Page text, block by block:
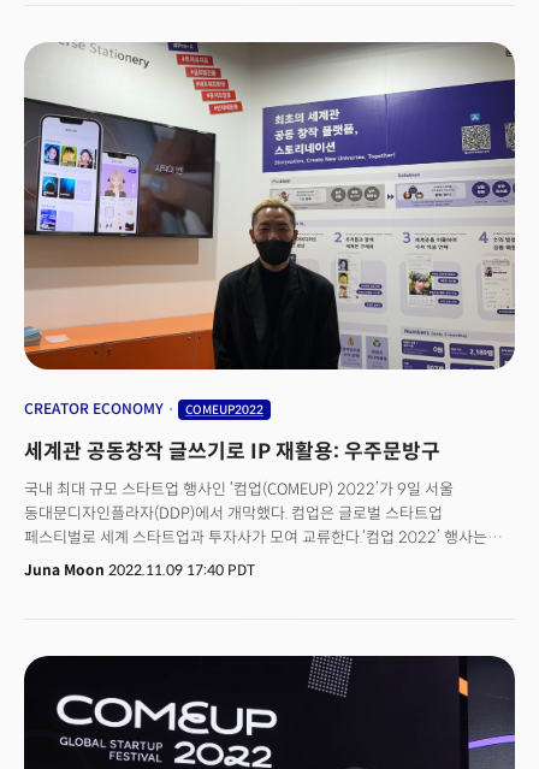
성공 가능성이 높은 5곳을 소개한다. 개인정보 보호와 AI 이미지 추출을
동시에: 딥핑소스 플라스틱 없앨 수 없다면, 잘 남기자: 리플라 세계관
공동창작 글쓰기로 IP 재활용: 우주문방구비대면 원격 의료의 슈퍼앱 :
나만의닥터
CREATOR ECONOMY COMEUP2022
세계관 공동창작 글쓰기로 IP 재활용: 우주문방구
국내 최대 규모 스타트업 행사인 ‘컴업(COMEUP) 2022’가 9일 서울
동대문디자인플라자(DDP)에서 개막했다. 컴업은 글로벌 스타트업
페스티벌로 세계 스타트업과 투자사가 모여 교류한다.‘컴업 2022’ 행사는
미국, 독일, 이탈리아, 베트남, 영국 등 19개국 250여명이
성공 가능성이 높은 5곳을 소개한다. 개인정보 보호와 AI 이미지 추출을
동시에: 딥핑소스플라스틱 없앨 수 없다면, 잘 남기자: 리플라수익・브랜드
가치 동시에 잡는 중고마켓 솔루션 : 마들렌메모리 비대면 원격 의료의 슈퍼앱
: 나만의닥터
Juna Moon 2022.11.09 17:40 PDT